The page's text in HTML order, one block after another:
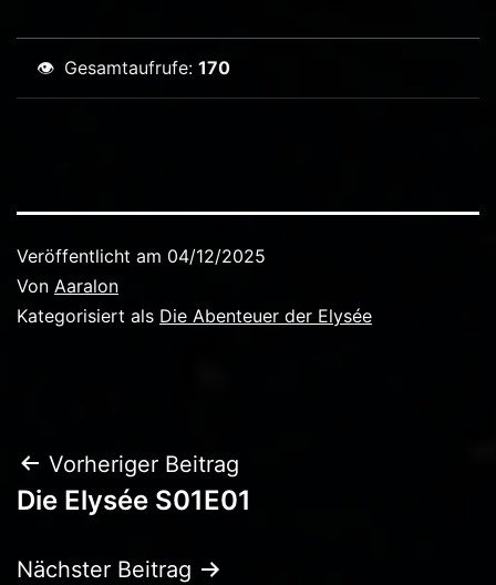
👁 Gesamtaufrufe: 170
Veröffentlicht am 04/12/2025
Von Aaralon
Kategorisiert als Die Abenteuer der Elysée
Beitragsnavigation
Vorheriger Beitrag
Die Elysée S01E01
Nächster Beitrag